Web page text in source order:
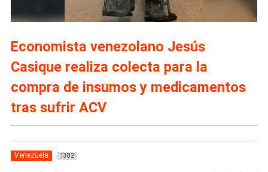
Economista venezolano Jesús
Casique realiza colecta para la
compra de insumos y medicamentos
tras sufrir ACV
Venezuela 1382